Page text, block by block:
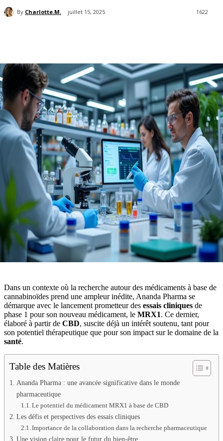
By Charlotte.M. juillet 15, 2025 1622
Dans un contexte où la recherche autour des médicaments à base de
cannabinoïdes prend une ampleur inédite, Ananda Pharma se
démarque avec le lancement prometteur des essais cliniques de
phase 1 pour son nouveau médicament, le MRX1. Ce dernier,
élaboré à partir de CBD, suscite déjà un intérêt soutenu, tant pour
son potentiel thérapeutique que pour son impact sur le domaine de la
santé.
Table des Matières
Ananda Pharma : une avancée significative dans le monde
pharmaceutique
Le potentiel du médicament MRX1 à base de CBD
Les défis et perspectives des essais cliniques
Importance de la collaboration dans la recherche pharmaceutique
Une vision claire pour le futur du bien-être